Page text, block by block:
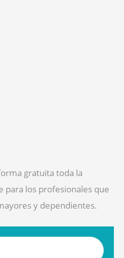
gratuita toda la
para los profesionales que
y dependientes.